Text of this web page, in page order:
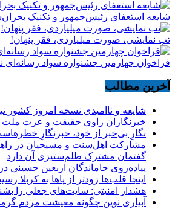
شایعه استعفای رئیس‌جمهور و تکنیک
تب نمایشی، صورت میلیاردی، فقر پنهان!
فراخوان چهارمین جشنواره سواد رسانه‌ای
آخرین مطالب
شایعه و ناامیدی نسخه امروز کشور
خبرنگاران راوی حقیقت و عزت ملت
نگارِ بی‌خبر از خود، خبرنگارِ
مشارکت اهل‌سنت و مسیحیان در
گفتمان مشترک ظلم‌ستیزی آن دارد
پیاده‌روی جاماندگان اربعین حسینی
اینجا قلب‌ها زودتر از پاها به کربلا
هشدار امنیتی: سایت‌های جعلی را
آبیاری نوین چگونه معیشت مردم